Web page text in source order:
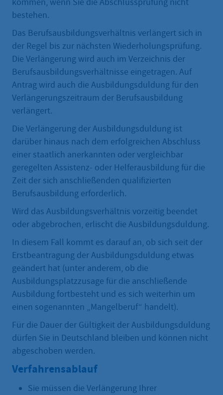
kommen, wenn Sie die Abschlussprüfung nicht
bestehen.
Das Berufsausbildungsverhältnis verlängert sich in
der Regel bis zur nächsten Wiederholungsprüfung.
Die Verlängerung wird auch im Verzeichnis der
Berufsausbildungsverhältnisse eingetragen. Auf
Antrag wird auch die Ausbildungsduldung für den
Verlängerungszeitraum der Berufsausbildung
verlängert.
Die Verlängerung der Ausbildungsduldung ist
darüber hinaus nach dem erfolgreichen Abschluss
einer staatlich anerkannten oder vergleichbar
geregelten Assistenz- oder Helferausbildung für die
Zeit der sich anschließenden qualifizierten
Berufsausbildung erforderlich.
Wird das Ausbildungsverhältnis vorzeitig beendet
oder abgebrochen, erlischt die Ausbildungsduldung.
In diesem Fall kommt es darauf an, ob sich seit der
Erstbeantragung der Ausbildungsduldung etwas
geändert hat (unter anderem, ob die
Ausbildungsplatzzusage für die anschließende
Ausbildung fortbesteht und es sich weiterhin um
einen sogenannten „Mangelberuf“ handelt).
Für die Dauer der Gültigkeit der Ausbildungsduldung
dürfen Sie in Deutschland bleiben und können nicht
abgeschoben werden.
Verfahrensablauf
Sie müssen die Verlängerung Ihrer